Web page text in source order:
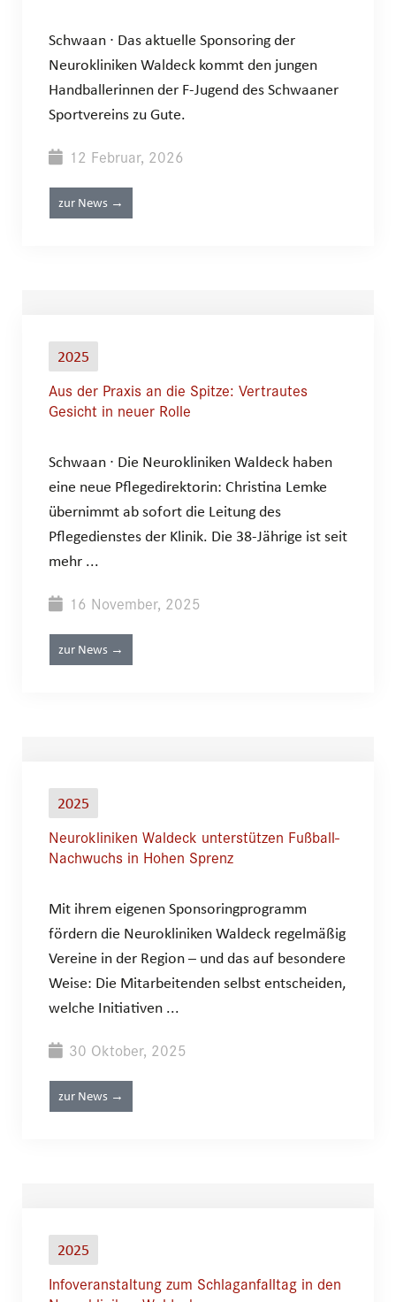
Schwaan ∙ Das aktuelle Sponsoring der
Neurokliniken Waldeck kommt den jungen
Handballerinnen der F-Jugend des Schwaaner
Sportvereins zu Gute.
12 Februar, 2026
zur News →
2025
Aus der Praxis an die Spitze: Vertrautes
Gesicht in neuer Rolle
Schwaan ∙ Die Neurokliniken Waldeck haben
eine neue Pflegedirektorin: Christina Lemke
übernimmt ab sofort die Leitung des
Pflegedienstes der Klinik. Die 38-Jährige ist seit
mehr ...
16 November, 2025
zur News →
2025
Neurokliniken Waldeck unterstützen Fußball-
Nachwuchs in Hohen Sprenz
Mit ihrem eigenen Sponsoringprogramm
fördern die Neurokliniken Waldeck regelmäßig
Vereine in der Region – und das auf besondere
Weise: Die Mitarbeitenden selbst entscheiden,
welche Initiativen ...
30 Oktober, 2025
zur News →
2025
Infoveranstaltung zum Schlaganfalltag in den